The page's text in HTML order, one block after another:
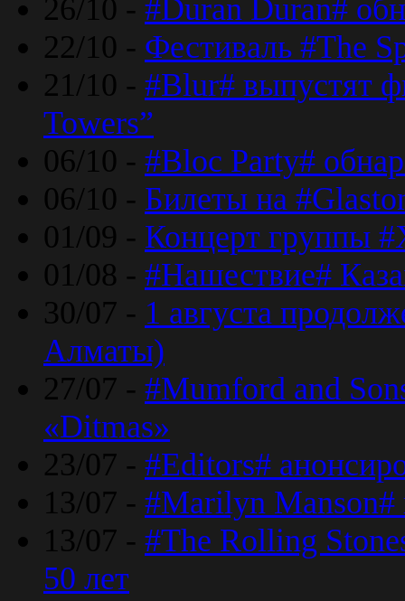
26/10 - #Duran Duran#
22/10 - Фестиваль #The
21/10 - #Blur# выпустят
Towers”
06/10 - #Bloc Party#
06/10 - Билеты на
01/09 - Концерт группы
01/08 - #Нашествие#
30/07 - 1 августа
Алматы)
27/07 - #Mumford and
«Ditmas»
23/07 - #Editors#
13/07 - #Marilyn Manson#
13/07 - #The Rolling
50 лет